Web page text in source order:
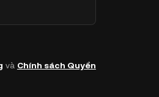
và Chính sách Quyền